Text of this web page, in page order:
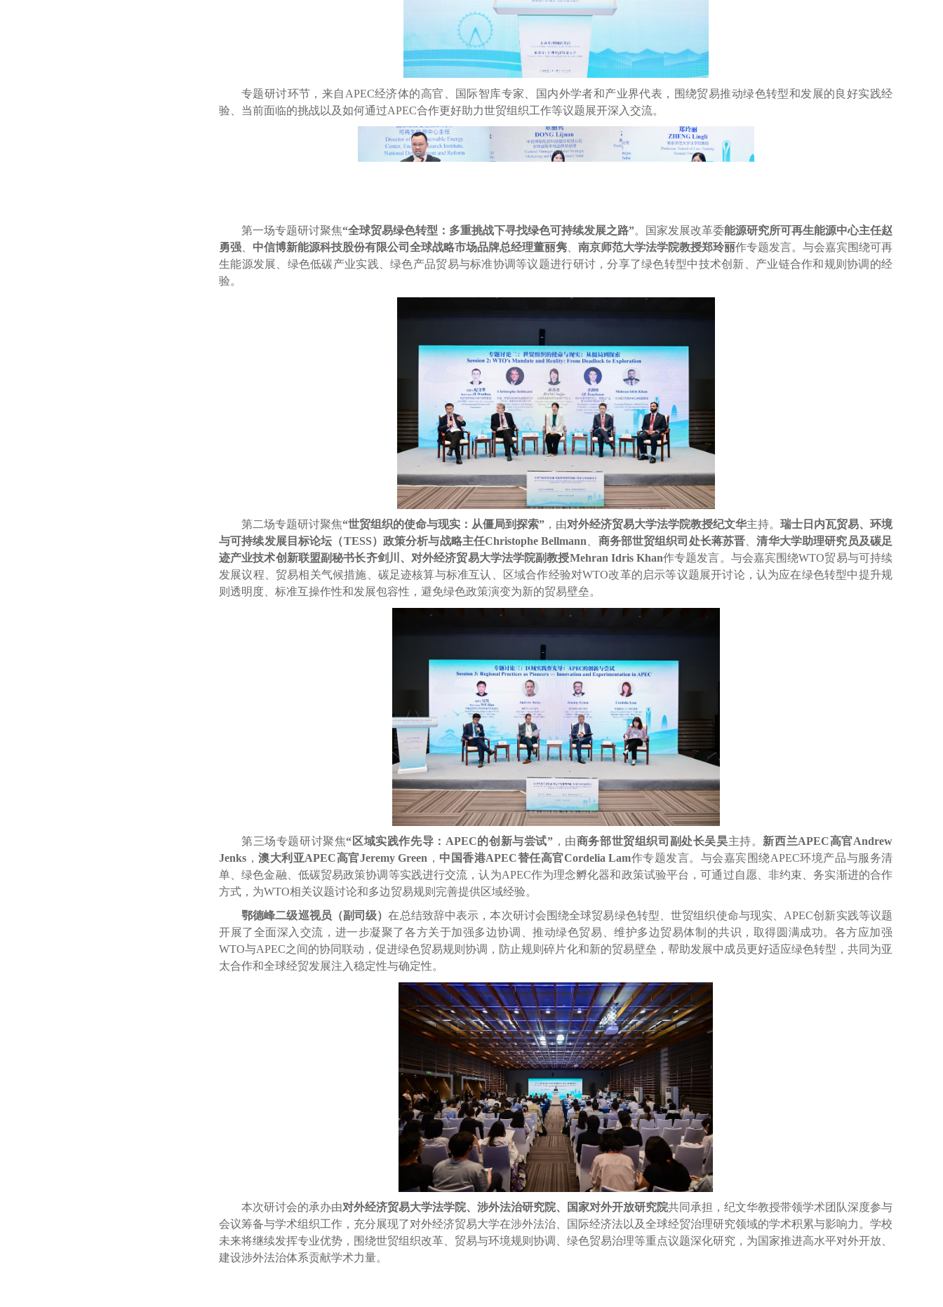
专题研讨环节，来自 APEC经济体的高官、国际智库专家、国内外学者和产业界代表，围绕贸易推动绿色转型和发展的良好实践经
验、当前面临的挑战以及如何通过APEC合作更好助力世贸组织工作等议题展开深入交流。
第一场专题研讨聚焦“全球贸易绿色转型：多重挑战下寻找绿色可持续发展之路”。国家发展改革委能源研究所可再生能源中心主任赵
勇强
中信博新能源科技股份有限公司全球战略市场品牌总经理董丽隽 南京师范大学法学院教授郑玲丽作专题发言。与会嘉宾围绕可再
生能源发展、绿色低碳产业实践、绿色产品贸易与标准协调等议题进行研讨，分享了绿色转型中技术创新、产业链合作和规则协调的经
验。
第二场专题研讨聚焦“世贸组织的使命与现实：从僵局到探索” ，由对外经济贸易大学法学院教授纪文华主持。 瑞士日内瓦贸易、环境
与可持续发展目标论坛（TESS）政策分析与战略主任Christophe Bellmann 商务部世贸组织司处长蒋苏晋 、清华大学助理研究员及碳足
迹产业技术创新联盟副秘书长齐剑川、对外经济贸易大学法学院副教授Mehran Idris Khan作专题发言。与会嘉宾围绕WTO贸易与可持续
发展议程、贸易相关气候措施、碳足迹核算与标准互认、区域合作经验对WTO改革的启示等议题展开讨论，认为应在绿色转型中提升规
则透明度、标准互操作性和发展包容性，避免绿色政策演变为新的贸易壁垒。
第三场专题研讨聚焦“区域实践作先导： APEC的创新与尝试” ，由商务部世贸组织司副处长吴昊主持。 新西兰APEC高官Andrew
Jenks ，澳大利亚APEC高官Jeremy Green ， 中国香港APEC替任高官Cordelia Lam作专题发言。与会嘉宾围绕APEC环境产品与服务清
单、绿色金融、低碳贸易政策协调等实践进行交流，认为APEC作为理念孵化器和政策试验平台，可通过自愿、非约束、务实渐进的合作
方式，为WTO相关议题讨论和多边贸易规则完善提供区域经验。
鄂德峰二级巡视员（副司级）在总结致辞中表示，本次研讨会围绕全球贸易绿色转型、世贸组织使命与现实、 APEC创新实践等议题
开展了全面深入交流，进一步凝聚了各方关于加强多边协调、推动绿色贸易、维护多边贸易体制的共识，取得圆满成功。各方应加强
WTO与APEC之间的协同联动，促进绿色贸易规则协调，防止规则碎片化和新的贸易壁垒，帮助发展中成员更好适应绿色转型，共同为亚
太合作和全球经贸发展注入稳定性与确定性。
本次研讨会的承办由对外经济贸易大学法学院、涉外法治研究院、国家对外开放研究院共同承担，纪文华教授带领学术团队深度参与
会议筹备与学术组织工作，充分展现了对外经济贸易大学在涉外法治、国际经济法以及全球经贸治理研究领域的学术积累与影响力。学校
未来将继续发挥专业优势，围绕世贸组织改革、贸易与环境规则协调、绿色贸易治理等重点议题深化研究，为国家推进高水平对外开放、
建设涉外法治体系贡献学术力量。